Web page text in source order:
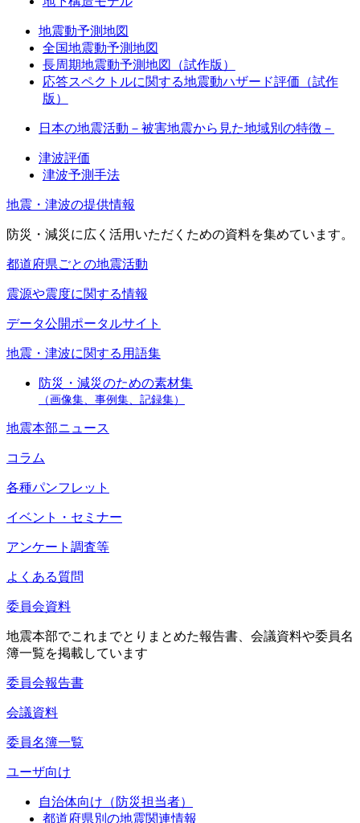
地震動予測地図
全国地震動予測地図
長周期地震動予測地図（試作版）
応答スペクトルに関する地震動ハザード評価（試作
版）
日本の地震活動－被害地震から見た地域別の特徴－
津波評価
津波予測手法
地震・津波の提供情報
防災・減災に広く活用いただくための資料を集めています。
都道府県ごとの地震活動
震源や震度に関する情報
データ公開ポータルサイト
地震・津波に関する用語集
防災・減災のための素材集
（画像集、事例集、記録集）
地震本部ニュース
コラム
各種パンフレット
イベント・セミナー
アンケート調査等
よくある質問
委員会資料
地震本部でこれまでとりまとめた報告書、会議資料や委員名
簿一覧を掲載しています
委員会報告書
会議資料
委員名簿一覧
ユーザ向け
自治体向け（防災担当者）
都道府県別の地震関連情報